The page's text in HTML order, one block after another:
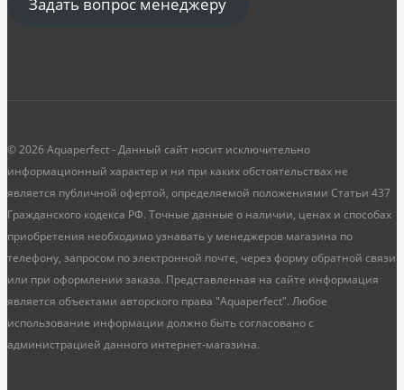
© 2026 Aquaperfect - Данный сайт носит исключительно
информационный характер и ни при каких обстоятельствах не
является публичной офертой, определяемой положениями Статьи 437
Гражданского кодекса РФ. Точные данные о наличии, ценах и способах
приобретения необходимо узнавать у менеджеров магазина по
телефону, запросом по электронной почте, через форму обратной связи
или при оформлении заказа. Представленная на сайте информация
является объектами авторского права "Aquaperfect". Любое
использование информации должно быть согласовано с
администрацией данного интернет-магазина.